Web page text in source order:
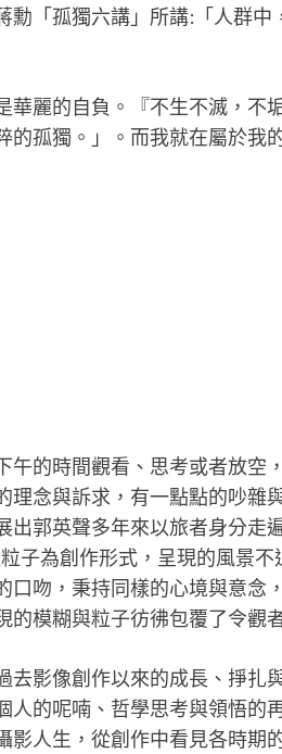
勳「孤獨六講」所講: 「人群
華麗的自負。『不生不滅，不
的孤獨。」。而我就在屬於我
午的時間觀看、思考或者放空
理念與訴求，有一點點的吵雜
出郭英聲多年來以旅者身分走
子為創作形式，呈現的風景不
口吻，秉持同樣的心境與意念
的模糊與粒子彷彿包覆了令觀
去影像創作以來的成長、掙扎
人的呢喃、哲學思考與領悟的
影人生，從創作中看見各時期